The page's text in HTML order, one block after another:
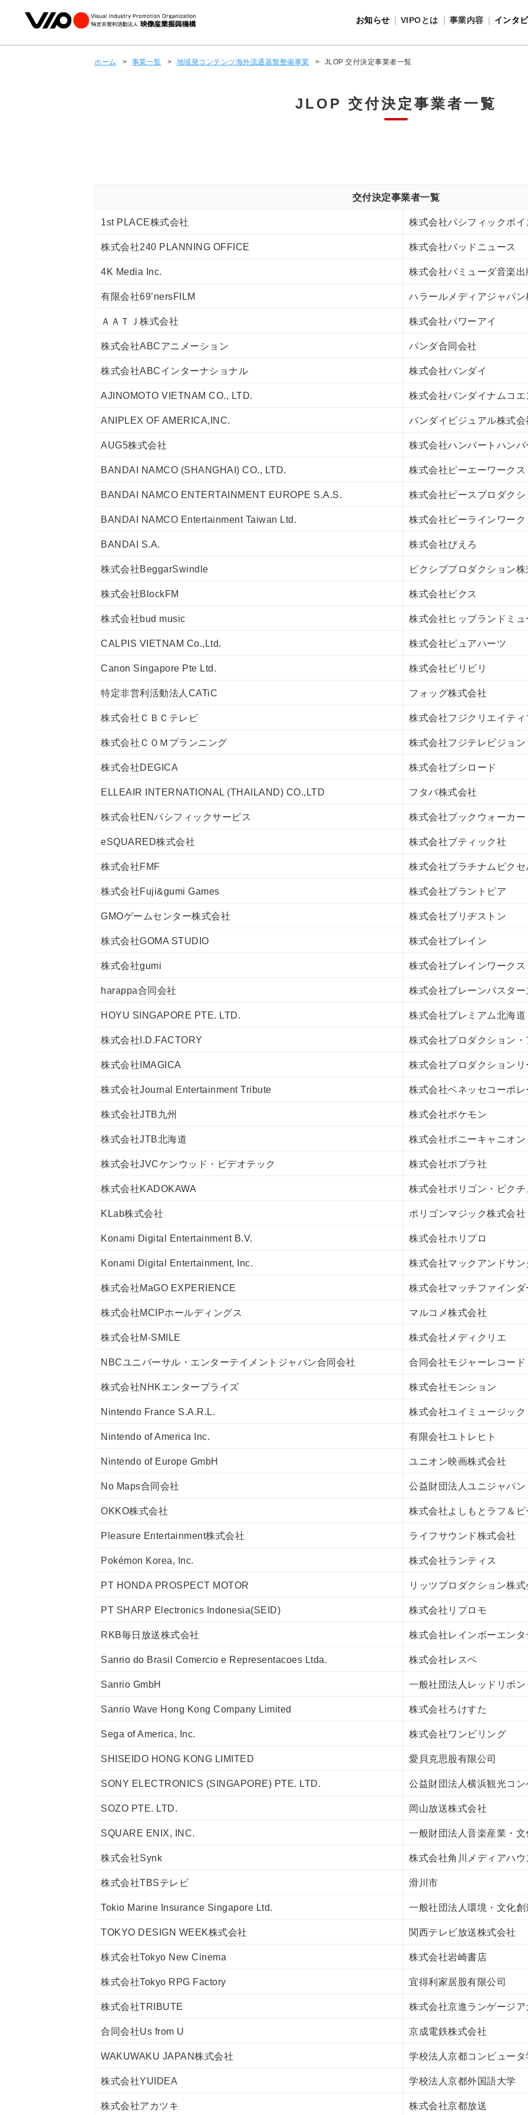
お知らせ VIPOとは
VIPOとは
事業内容
インタ
ホーム > 事業一覧 > 地域発コンテンツ海外流通基盤整備事業 > JLOP 交付決定事業者一覧
JLOP 交付決定事業者一覧
交付決定事業者一覧
1st PLACE株式会社 株式会社パシフィックボイ
株式会社240 PLANNING OFFICE 株式会社バッドニュース
4K Media Inc. 株式会社バミューダ音楽出
有限会社69’nersFILM ハラールメディアジャパン
ＡＡＴＪ株式会社 株式会社パワーアイ
株式会社ABCアニメーション パンダ合同会社
株式会社ABCインターナショナル 株式会社バンダイ
AJINOMOTO VIETNAM CO., LTD. 株式会社バンダイナムコエ
ANIPLEX OF AMERICA,INC. バンダイビジュアル株式会
AUG5株式会社 株式会社ハンバートハンバ
BANDAI NAMCO (SHANGHAI) CO., LTD. 株式会社ピーエーワークス
BANDAI NAMCO ENTERTAINMENT EUROPE S.A.S. 株式会社ピースプロダクシ
BANDAI NAMCO Entertainment Taiwan Ltd. 株式会社ビーラインワーク
BANDAI S.A. 株式会社ぴえろ
株式会社BeggarSwindle ピクシブプロダクション株
株式会社BlockFM 株式会社ピクス
株式会社bud music 株式会社ヒップランドミ
CALPIS VIETNAM Co.,Ltd. 株式会社ピュアハーツ
Canon Singapore Pte Ltd. 株式会社ビリビリ
特定非営利活動法人CATiC フォッグ株式会社
株式会社ＣＢＣテレビ 株式会社フジクリエイテ
株式会社ＣＯＭプランニング 株式会社フジテレビジョン
株式会社DEGICA 株式会社ブシロード
ELLEAIR INTERNATIONAL (THAILAND) CO.,LTD フタバ株式会社
株式会社ENパシフィックサービス 株式会社ブックウォーカー
eSQUARED株式会社 株式会社ブティック社
株式会社FMF 株式会社プラチナムピクセ
株式会社Fuji&gumi Games 株式会社プラントピア
GMOゲームセンター株式会社 株式会社ブリヂストン
株式会社GOMA STUDIO 株式会社ブレイン
株式会社gumi 株式会社ブレインワークス
harappa合同会社 株式会社ブレーンバスター
HOYU SINGAPORE PTE. LTD. 株式会社プレミアム北海道
株式会社I.D.FACTORY 株式会社プロダクション・
株式会社IMAGICA 株式会社プロダクションリ
株式会社Journal Entertainment Tribute 株式会社ベネッセコーポレ
株式会社JTB九州 株式会社ポケモン
株式会社JTB北海道 株式会社ポニーキャニオン
株式会社JVCケンウッド・ビデオテック 株式会社ポプラ社
株式会社KADOKAWA 株式会社ポリゴン・ピクチ
KLab株式会社 ポリゴンマジック株式会社
Konami Digital Entertainment B.V. 株式会社ホリプロ
Konami Digital Entertainment, Inc. 株式会社マックアンドサン
株式会社MaGO EXPERIENCE 株式会社マッチファインダ
株式会社MCIPホールディングス マルコメ株式会社
株式会社M-SMILE 株式会社メディクリエ
NBCユニバーサル・エンターテイメントジャパン合同会社 合同会社モジャーレコード
株式会社NHKエンタープライズ 株式会社モンション
Nintendo France S.A.R.L. 株式会社ユイミュージック
Nintendo of America Inc. 有限会社ユトレヒト
Nintendo of Europe GmbH ユニオン映画株式会社
No Maps合同会社 公益財団法人ユニジャパン
OKKO株式会社 株式会社よしもとラフ＆ピ
Pleasure Entertainment株式会社 ライフサウンド株式会社
Pokémon Korea, Inc. 株式会社ランティス
PT HONDA PROSPECT MOTOR リッツプロダクション株式
PT SHARP Electronics Indonesia(SEID) 株式会社リプロモ
RKB毎日放送株式会社 株式会社レインボーエンタ
Sanrio do Brasil Comercio e Representacoes Ltda. 株式会社レスペ
Sanrio GmbH 一般社団法人レッドリボン
Sanrio Wave Hong Kong Company Limited 株式会社ろけすた
Sega of America, Inc. 株式会社ワンビリング
SHISEIDO HONG KONG LIMITED 愛貝克思股有限公司
SONY ELECTRONICS (SINGAPORE) PTE. LTD. 公益財団法人横浜観光コ
SOZO PTE. LTD. 岡山放送株式会社
SQUARE ENIX, INC. 一般財団法人音楽産業・文
株式会社Synk 株式会社角川メディアハウ
株式会社TBSテレビ 滑川市
Tokio Marine Insurance Singapore Ltd. 一般社団法人環境・文化創
TOKYO DESIGN WEEK株式会社 関西テレビ放送株式会社
株式会社Tokyo New Cinema 株式会社岩崎書店
株式会社Tokyo RPG Factory 宜得利家居股有限公司
株式会社TRIBUTE 株式会社京進ランゲージア
合同会社Us from U 京成電鉄株式会社
WAKUWAKU JAPAN株式会社 学校法人京都コンピュータ
株式会社YUIDEA 学校法人京都外国語大学
株式会社アカツキ 株式会社京都放送